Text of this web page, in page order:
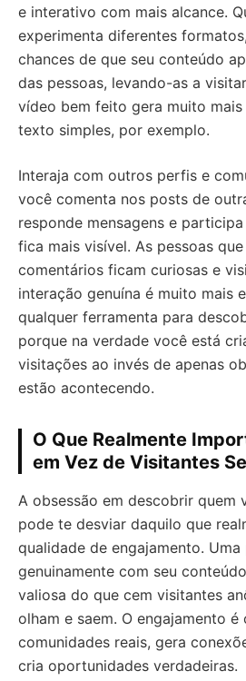
e interativo com mais alcance.
experimenta diferentes
chances de que seu conteúdo
das pessoas, levando-as a
vídeo bem feito gera muito
texto simples, por exemplo.
Interaja com outros perfis e
você comenta nos posts de
responde mensagens e
fica mais visível. As pessoas
comentários ficam curiosas e
interação genuína é muito mais
qualquer ferramenta para
porque na verdade você está
visitações ao invés de apenas
estão acontecendo.
O Que Realmente
em Vez de Visitantes
A obsessão em descobrir quem
pode te desviar daquilo que
qualidade de engajamento.
genuinamente com seu
valiosa do que cem visitantes
olham e saem. O engajamento
comunidades reais, gera
cria oportunidades verdadeiras.